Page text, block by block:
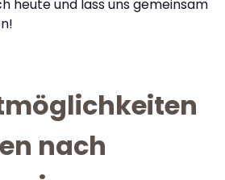
heute und lass uns gemeinsam
nach